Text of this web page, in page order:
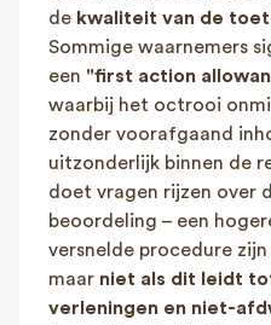
de kwaliteit van de
Sommige waarnemers
een "first action
waarbij het octrooi
zonder voorafgaand
uitzonderlijk binnen de
doet vragen rijzen over
beoordeling – een
versnelde procedure
maar niet als dit leidt
verleningen en niet-